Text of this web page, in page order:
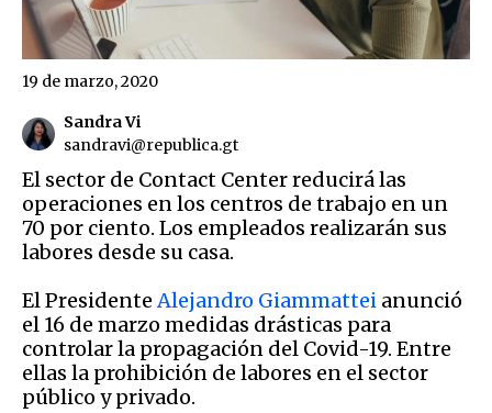
Sandra Vi
sandravi@republica.gt
19 de marzo, 2020
El sector de Contact Center reducirá las
operaciones en los centros de trabajo en un
70 por ciento. Los empleados realizarán sus
labores desde su casa.
El PresidenteAlejandro Giammattei anunció
el 16 de marzo medidas drásticas para
controlar la propagación del Covid-19. Entre
ellas la prohibición de labores en el sector
público y privado.